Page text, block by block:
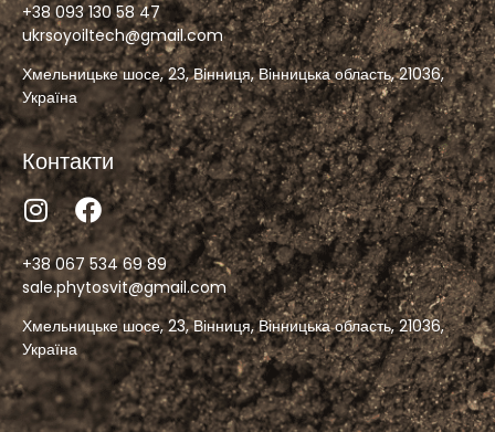
+38 093 130 58 47
ukrsoyoiltech@gmail.com
Хмельницьке шосе, 23, Вінниця, Вінницька область, 21036,
Україна
Контакти
+38 067 534 69 89
sale.phytosvit@gmail.com
Хмельницьке шосе, 23, Вінниця, Вінницька область, 21036,
Україна